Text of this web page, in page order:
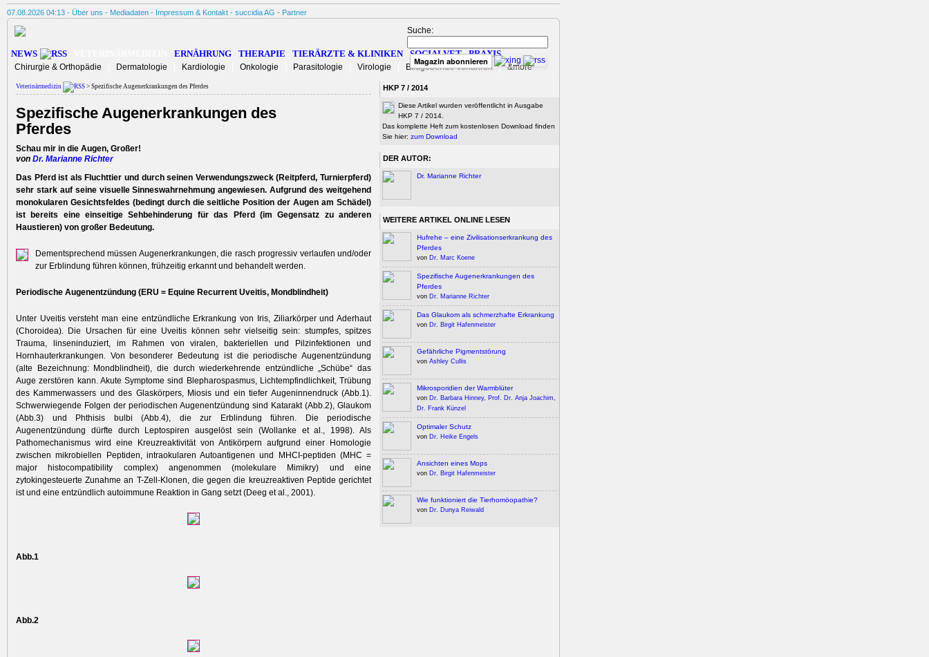
07.08.2026 04:13 - Über uns - Mediadaten - Impressum & Kontakt - succidia AG - Partner
Suche:
Magazin abonnieren
NEWS ERNÄHRUNG THERAPIE TIERÄRZTE & KLINIKEN SOCIALVET PRAXIS
Chirurgie & Orthopädie Dermatologie Kardiologie Onkologie Parasitologie Virologie Bildgebende Verfahren &more
Veterinärmedizin > Spezifische Augenerkrankungen des Pferdes
Spezifische Augenerkrankungen des
Pferdes
Schau mir in die Augen, Großer!
von Dr. Marianne Richter
Das Pferd ist als Fluchttier und durch seinen Verwendungszweck (Reitpferd, Turnierpferd)
sehr stark auf seine visuelle Sinneswahrnehmung angewiesen. Aufgrund des weitgehend
mono­kularen Gesichtsfeldes (bedingt durch die seitliche Position der Augen am Schädel)
ist bereits eine einseitige Sehbehinderung für das Pferd (im Gegensatz zu anderen
Haustieren) von großer Bedeutung.
Dementsprechend müssen Augenerkrankungen, die rasch progressiv verlaufen und/oder
zur Erblindung führen können, frühzeitig erkannt und behandelt werden.
Periodische Augenentzündung (ERU = Equine Recurrent Uveitis, Mondblindheit)
Unter Uveitis versteht man eine entzündliche Erkrankung von Iris, Ziliarkörper und Aderhaut
(Choroidea). Die Ursachen für eine Uveitis können sehr vielseitig sein: stumpfes, spitzes
Trauma, linseninduziert, im Rahmen von viralen, bakteriellen und Pilzinfektionen und
Hornhauterkrankungen. Von besonderer Bedeutung ist die periodische Augenentzündung
(alte Bezeichnung: Mondblindheit), die durch wiederkehrende entzündliche „Schübe“ das
Auge zerstören kann. Akute Symptome sind Blepharospasmus, Lichtempfindlichkeit, Trübung
des Kammerwassers und des Glaskörpers, Miosis und ein tiefer Augeninnendruck (Abb.1).
Schwerwiegende Folgen der periodischen Augenentzündung sind Katarakt (Abb.2), Glaukom
(Abb.3) und Phthisis bulbi (Abb.4), die zur Erblindung führen. Die periodische
Augenentzündung dürfte durch Leptospiren aus­gelöst sein (Wollanke et al., 1998). Als
Pathomechanismus wird eine Kreuzreak­tivität von Antikörpern aufgrund einer ­Homologie
zwischen mikrobiellen Peptiden, intraokularen Autoantigenen und MHCI-peptiden (MHC =
major histocompatibility complex) angenommen (molekulare Mimikry) und eine
zytokingesteuerte Zunahme an T-Zell-Klonen, die gegen die kreuzreaktiven Peptide gerichtet
ist und eine entzündlich autoimmune Reaktion in Gang setzt (Deeg et al., 2001).
Abb.1
Abb.2
HKP 7 / 2014
Diese Artikel wurden veröffentlicht in Ausgabe
HKP 7 / 2014.
Das komplette Heft zum kostenlosen Download finden
Sie hier: zum Download
DER AUTOR:
Dr. Marianne Richter
WEITERE ARTIKEL ONLINE LESEN
Hufrehe – eine Zivilisationserkrankung des
Pferdes
von Dr. Marc Koene
Spezifische Augenerkrankungen des
Pferdes
von Dr. Marianne Richter
Das Glaukom als schmerzhafte Erkrankung
von Dr. Birgit Hafenmeister
Gefährliche Pigmentstörung
von Ashley Cullis
Mikrosporidien der Warmblüter
von Dr. Barbara Hinney, Prof. Dr. Anja Joachim,
Dr. Frank Künzel
Optimaler Schutz
von Dr. Heike Engels
Ansichten eines Mops
von Dr. Birgit Hafenmeister
Wie funktioniert die Tierhomöopathie?
von Dr. Dunya Reiwald